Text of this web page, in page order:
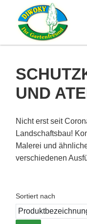
UND
Nicht erst seit
Landschaftsbau!
Malerei und
verschiedenen
Sortiert nach